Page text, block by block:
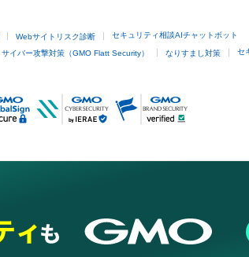
Webサイトリスク診断 セキュリティ相談AIチャットボット
サイバー攻撃対策（GMO Flatt Security） なりすまし対策 セ